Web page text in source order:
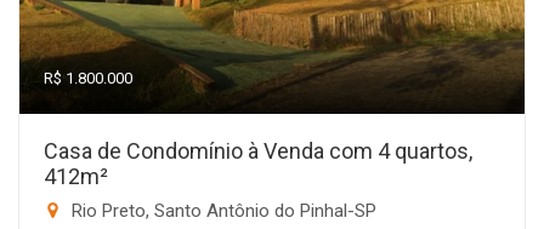
R$ 1.800.000
Casa de Condomínio à Venda com 4 quartos,
412m²
Rio Preto, Santo Antônio do Pinhal-SP